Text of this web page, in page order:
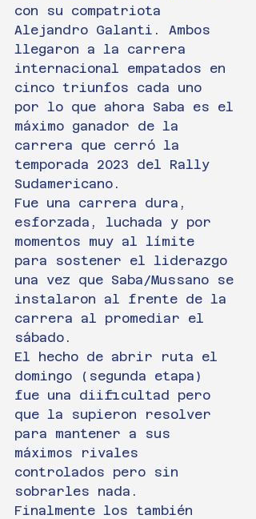
con su compatriota
Alejandro Galanti. Ambos
llegaron a la carrera
internacional empatados en
cinco triunfos cada uno
por lo que ahora Saba es el
máximo ganador de la
carrera que cerró la
temporada 2023 del Rally
Sudamericano.
Fue una carrera dura,
esforzada, luchada y por
momentos muy al límite
para sostener el liderazgo
una vez que Saba/Mussano se
instalaron al frente de la
carrera al promediar el
sábado.
El hecho de abrir ruta el
domingo (segunda etapa)
fue una diificultad pero
que la supieron resolver
para mantener a sus
máximos rivales
controlados pero sin
sobrarles nada.
Finalmente los también